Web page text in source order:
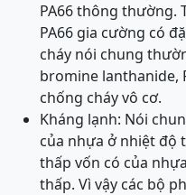
PA66 thông thường.
PA66 gia cường có
cháy nói chung
bromine lanthanide,
chống cháy vô cơ.
Kháng lạnh: Nói
của nhựa ở nhiệt độ
thấp vốn có của
thấp. Vì vậy các bộ